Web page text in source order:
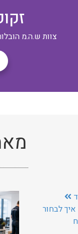
צוות ש.ה.מ
לבחור